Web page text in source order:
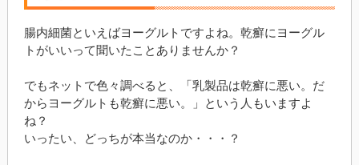
腸内細菌といえばヨーグルトですよね。乾癬にヨーグル
トがいいって聞いたことありませんか？
でもネットで色々調べると、「乳製品は乾癬に悪い。だ
からヨーグルトも乾癬に悪い。」という人もいますよ
ね？
いったい、どっちが本当なのか・・・？